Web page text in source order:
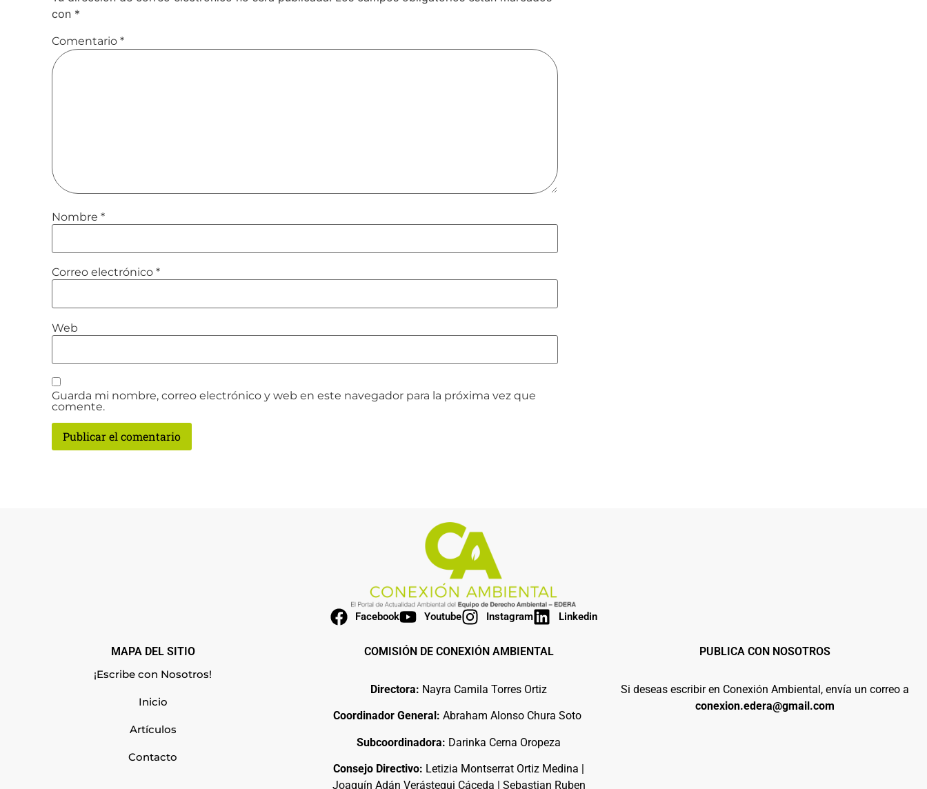
con *
Comentario *
Nombre *
Correo electrónico *
Web
Guarda mi nombre, correo electrónico y web en este navegador para la próxima vez que
comente.
Facebook Youtube Instagram Linkedin
MAPA DEL SITIO
¡Escribe con Nosotros!
Inicio
Artículos
Contacto
COMISIÓN DE CONEXIÓN AMBIENTAL
Directora: Nayra Camila Torres Ortiz
Coordinador General:Abraham Alonso Chura Soto
Subcoordinadora: Darinka Cerna Oropeza
Consejo Directivo: Letizia Montserrat Ortiz Medina |
Joaquín Adán Verástegui Cáceda | Sebastian Ruben
PUBLICA CON NOSOTROS
Si deseas escribir en Conexión Ambiental, envía un correo a
conexion.edera@gmail.com